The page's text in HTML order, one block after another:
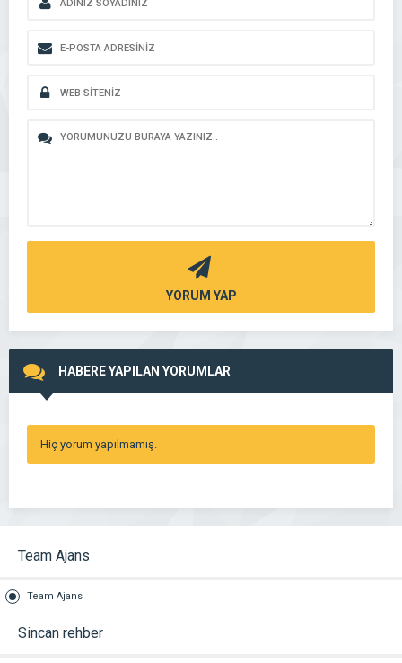
YORUM YAP
HABERE YAPILAN YORUMLAR
Hiç yorum yapılmamış.
Team Ajans
Team Ajans
Sincan rehber